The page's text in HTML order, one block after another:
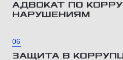
АДВОКАТ ПО
НАРУШЕНИЯМ
06
ЗАЩИТА В